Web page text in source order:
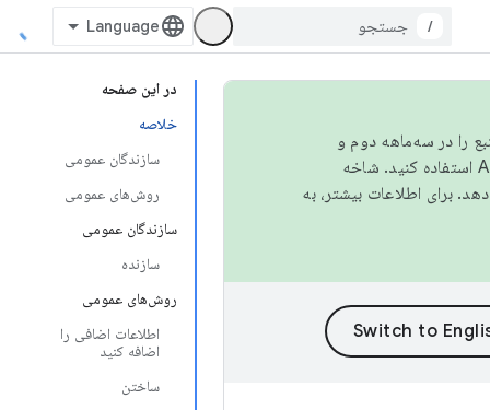
/
در این صفحه
خلاصه
سازندگان عمومی
روش‌های عمومی
سازندگان عمومی
سازنده
روش‌های عمومی
اطلاعات اضافی را
اضافه کنید
ساختن
را در سه‌ماهه دوم و
استفاده کنید. شاخه